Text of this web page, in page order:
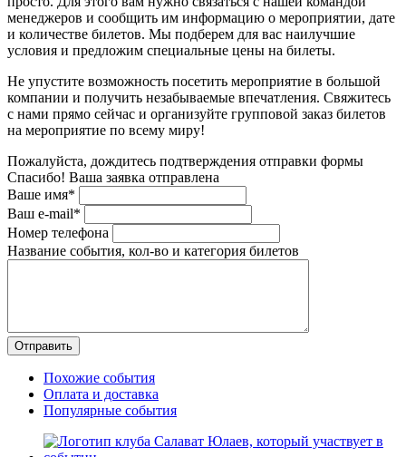
менеджеров и сообщить им информацию о мероприятии, дате
и количестве билетов. Мы подберем для вас наилучшие
условия и предложим специальные цены на билеты.
Не упустите возможность посетить мероприятие в большой
компании и получить незабываемые впечатления. Свяжитесь
с нами прямо сейчас и организуйте групповой заказ билетов
на мероприятие по всему миру!
Пожалуйста, дождитесь подтверждения отправки формы
Спасибо! Ваша заявка отправлена
Ваше имя*
Ваш e-mail*
Номер телефона
Название события, кол-во и категория билетов
Похожие события
Оплата и доставка
Популярные события